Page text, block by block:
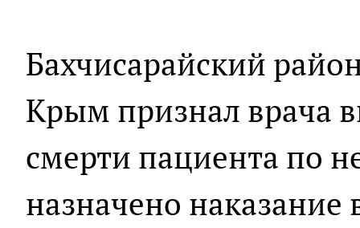
Бахчисарайский
Крым признал врача
смерти пациента по
назначено наказание